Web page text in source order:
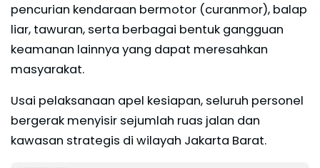
pencurian kendaraan bermotor (curanmor), balap
liar, tawuran, serta berbagai bentuk gangguan
keamanan lainnya yang dapat meresahkan
masyarakat.
Usai pelaksanaan apel kesiapan, seluruh personel
bergerak menyisir sejumlah ruas jalan dan
kawasan strategis di wilayah Jakarta Barat.